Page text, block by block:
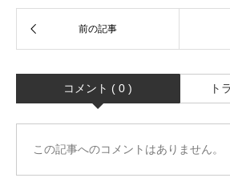
コメント ( 0 ) ト
この記事へのコメントはありません。